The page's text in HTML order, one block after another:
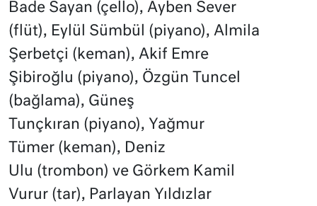
Bade Sayan (çello), Ayben Sever
(flüt), Eylül Sümbül (piyano), Almila
Şerbetçi (keman), Akif Emre
Şibiroğlu (piyano), Özgün Tuncel
(bağlama), Güneş
Tunçkıran (piyano), Yağmur
Tümer (keman), Deniz
Ulu (trombon) ve Görkem Kamil
Vurur (tar), Parlayan Yıldızlar